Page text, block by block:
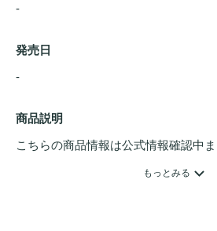
-
発売日
-
商品説明
こちらの商品情報は公式情報確認中
もっとみる